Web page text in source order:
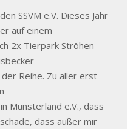
SSVM e.V. Dieses Jahr
auf einem
2x Tierpark Ströhen
Reihe. Zu aller erst
Münsterland e.V., dass
dass außer mir